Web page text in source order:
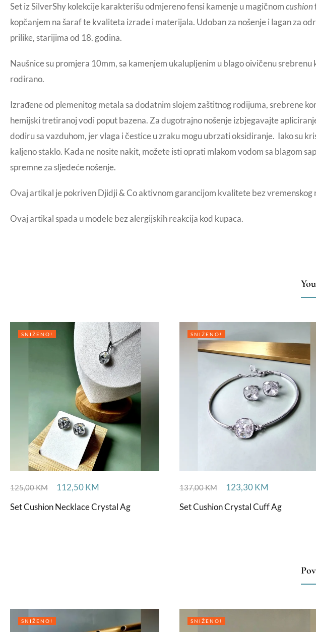
Set iz SilverShy kolekcije karakterišu odmjereno fensi kamenje u magičnomcushion
kopčanjem na šaraf te kvaliteta izrade i materijala. Udoban za nošenje i lagan za
prilike, starijima od 18. godina.
Naušnice su promjera 10mm, sa kamenjem ukalupljenim u blago oivičenu
rodirano.
Izrađene od plemenitog metala sa dodatnim slojem zaštitnog rodijuma, srebrene
hemijski tretiranoj vodi poput bazena. Za dugotrajno nošenje izbjegavajte
dodiru sa vazduhom, jer vlaga i čestice u zraku mogu ubrzati oksidiranje. Iako su
kaljeno staklo. Kada ne nosite nakit, možete isti oprati mlakom vodom sa blagom
spremne za sljedeće nošenje.
Ovaj artikal je pokriven Djidji & Co aktivnom garancijom kvalitete bez vremenskog
Ovaj artikal spada u modele bez alergijskih reakcija kod kupaca.
SNIŽENO!
125,00KM 112,50KM
Set Cushion Necklace Crystal Ag
SNIŽENO!
137,00KM 123,30KM
Set Cushion Crystal Cuff Ag
SNIŽENO! SNIŽENO!